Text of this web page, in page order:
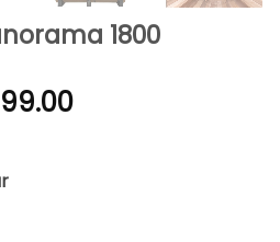
1800
Huidige